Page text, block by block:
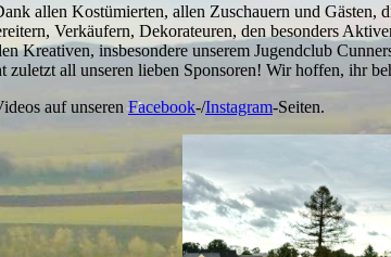
allen Kostümierten, allen Zuschauern und Gästen,
Verkäufern, Dekorateuren, den besonders
Kreativen, insbesondere unserem Jugendclub
all unseren lieben Sponsoren! Wir hoffen, ihr
auf unserenFacebook-/Instagram-Seiten.